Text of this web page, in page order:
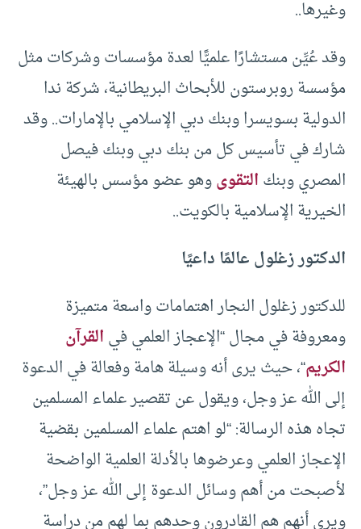
وغيرها..
وقد عُيِّن مستشارًا علميًّا لعدة مؤسسات وشركات مثل
مؤسسة روبرستون للأبحاث البريطانية، شركة ندا
الدولية بسويسرا وبنك دبي الإسلامي بالإمارات.. وقد
شارك في تأسيس كل من بنك دبي وبنك فيصل
المصري وبنكالتقوىوهو عضو مؤسس بالهيئة
الخيرية الإسلامية بالكويت..
الدكتور زغلول عالمًا داعيًا
للدكتور زغلول النجار اهتمامات واسعة متميزة
ومعروفة في مجال “الإعجاز العلمي فيالقرآن
الكريم“، حيث يرى أنه وسيلة هامة وفعالة في الدعوة
إلى الله عز وجل، ويقول عن تقصير علماء المسلمين
تجاه هذه الرسالة: “لو اهتم علماء المسلمين بقضية
الإعجاز العلمي وعرضوها بالأدلة العلمية الواضحة
لأصبحت من أهم وسائل الدعوة إلى الله عز وجل”،
ويرى أنهم هم القادرون وحدهم بما لهم من دراسة